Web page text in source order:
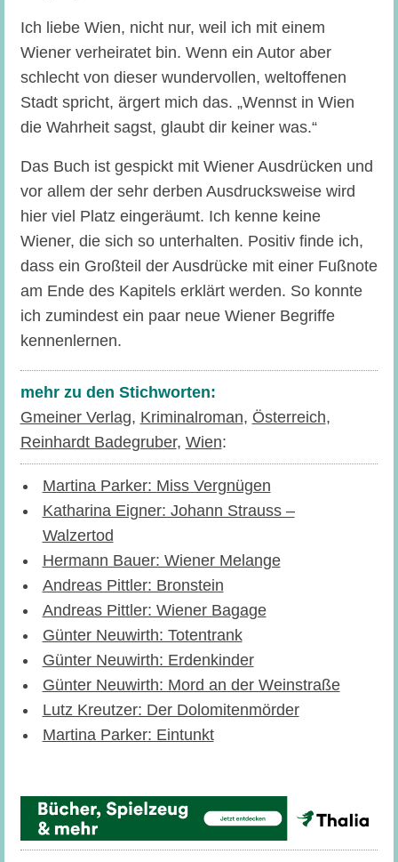
Ich liebe Wien, nicht nur, weil ich mit einem
Wiener verheiratet bin. Wenn ein Autor aber
schlecht von dieser wundervollen, weltoffenen
Stadt spricht, ärgert mich das. „Wennst in Wien
die Wahrheit sagst, glaubt dir keiner was.“
Das Buch ist gespickt mit Wiener Ausdrücken und
vor allem der sehr derben Ausdrucksweise wird
hier viel Platz eingeräumt. Ich kenne keine
Wiener, die sich so unterhalten. Positiv finde ich,
dass ein Großteil der Ausdrücke mit einer Fußnote
am Ende des Kapitels erklärt werden. So konnte
ich zumindest ein paar neue Wiener Begriffe
kennenlernen.
mehr zu den Stichworten:
Gmeiner Verlag, Kriminalroman, Österreich,
Reinhardt Badegruber, Wien:
Martina Parker: Miss Vergnügen
Katharina Eigner: Johann Strauss –
Walzertod
Hermann Bauer: Wiener Melange
Andreas Pittler: Bronstein
Andreas Pittler: Wiener Bagage
Günter Neuwirth: Totentrank
Günter Neuwirth: Erdenkinder
Günter Neuwirth: Mord an der Weinstraße
Lutz Kreutzer: Der Dolomitenmörder
Martina Parker: Eintunkt